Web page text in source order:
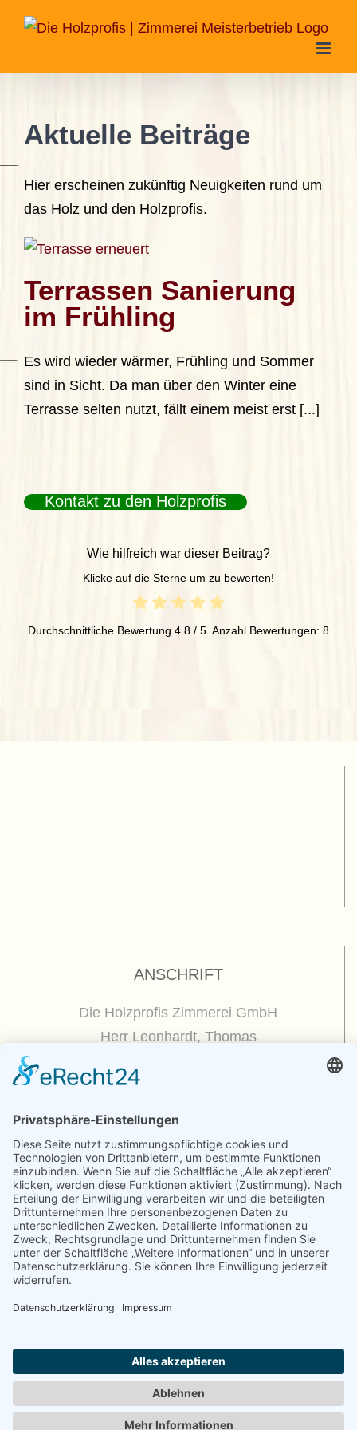
Aktuelle Beiträge
Hier erscheinen zukünftig Neuigkeiten rund um
das Holz und den Holzprofis.
Terrassen Sanierung
im Frühling
Es wird wieder wärmer, Frühling und Sommer
sind in Sicht. Da man über den Winter eine
Terrasse selten nutzt, fällt einem meist erst [...]
Kontakt zu den Holzprofis
Wie hilfreich war dieser Beitrag?
Klicke auf die Sterne um zu bewerten!
Durchschnittliche Bewertung 4.8 / 5. Anzahl Bewertungen: 8
ANSCHRIFT
Die Holzprofis Zimmerei GmbH
Herr Leonhardt, Thomas
01809 Dohna / OT Borthen
Kontakt
Telefon : +49.351.270 56 50
Telefax : +49.351.270 56 70
E-mail : zimmerei@holzprofis.de
Impressum und Datenschutz